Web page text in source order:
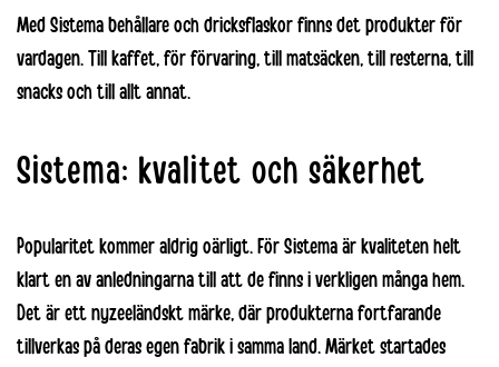
Med Sistema behållare och dricksflaskor finns det produkter för
vardagen. Till kaffet, för förvaring, till matsäcken, till resterna, till
snacks och till allt annat.
Sistema: kvalitet och säkerhet
Popularitet kommer aldrig oärligt. För Sistema är kvaliteten helt
klart en av anledningarna till att de finns i verkligen många hem.
Det är ett nyzeeländskt märke, där produkterna fortfarande
tillverkas på deras egen fabrik i samma land. Märket startades